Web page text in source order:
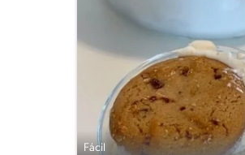
Fácil